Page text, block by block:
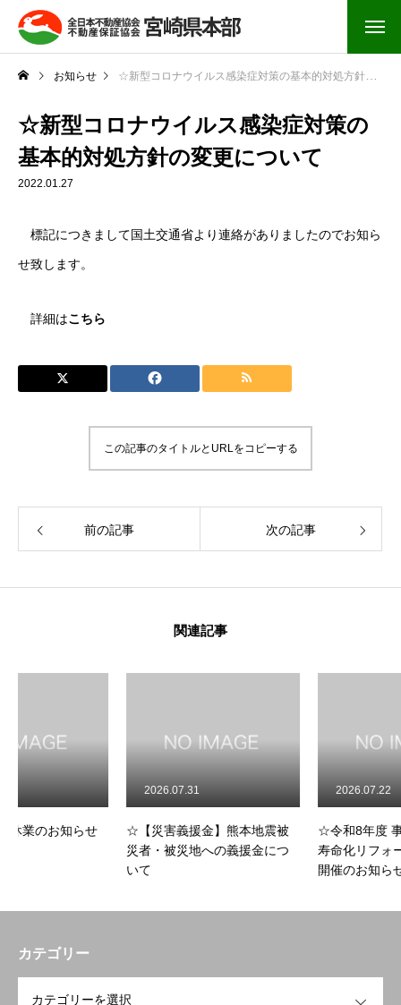
お知らせ ☆新型コロナウイルス感染症対策の基本的対処方針の変更について
☆新型コロナウイルス感染症対策の
基本的対処方針の変更について
2022.01.27
標記につきまして国土交通省より連絡がありましたのでお知ら
せ致します。
詳細はこちら
この記事のタイトルとURLをコピーする
前の記事 次の記事
関連記事
せ
☆【災害義援金】熊本地震被
災者・被災地への義援金につ
☆令和8年度 事業者向け 「
寿命化リフォームセミナー
開催のお知らせ
カテゴリー